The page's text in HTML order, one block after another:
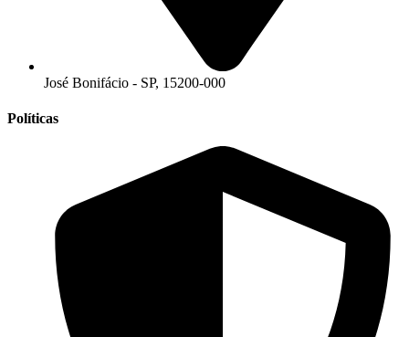
José Bonifácio - SP, 15200-000
Políticas